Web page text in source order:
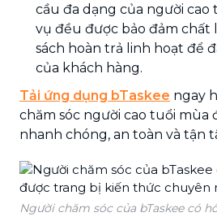
cầu đa dạng của người cao
vụ đều được bảo đảm chất
sách hoàn trả linh hoạt để
của khách hàng.
Tải ứng dụng bTaskee ngay
chăm sóc người cao tuổi mùa
nhanh chóng, an toàn và tận
Người chăm sóc của bTaskee có